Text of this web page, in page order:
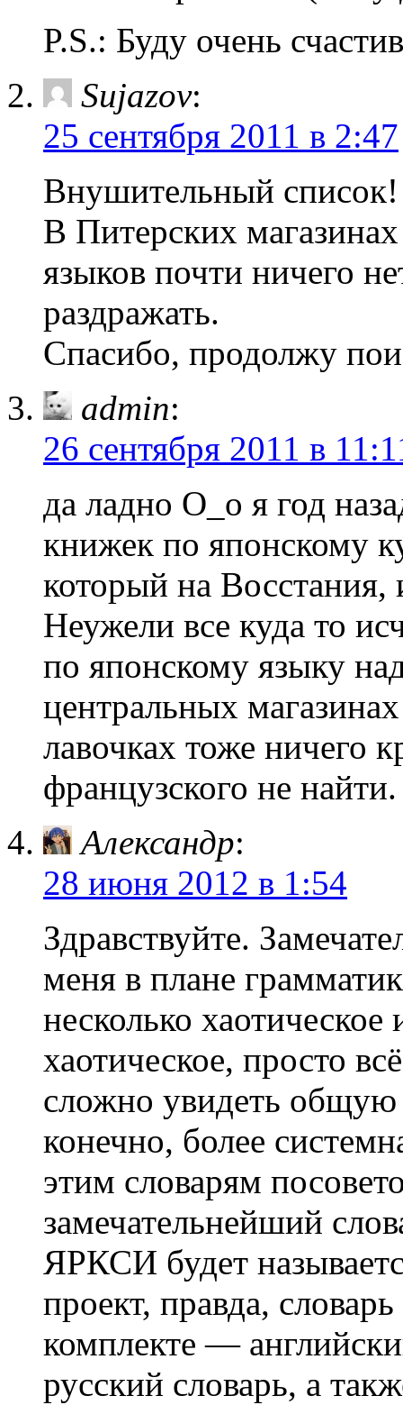
P.S.: Буду очень
Sujazov:
25 сентября 2011 в 2:47
Внушительный список!
В Питерских
языков почти ничего
раздражать.
Спасибо, продолжу
admin:
26 сентября 2011 в
да ладно О_о я год
книжек по японскому
который на
Неужели все куда то
по японскому языку
центральных
лавочках тоже ничего
французского не найти.
Александр:
28 июня 2012 в 1:54
Здравствуйте.
меня в плане
несколько
хаотическое, просто
сложно увидеть общую
конечно, более
этим словарям
замечательнейший
ЯРКСИ будет
проект, правда,
комплекте —
русский словарь, а